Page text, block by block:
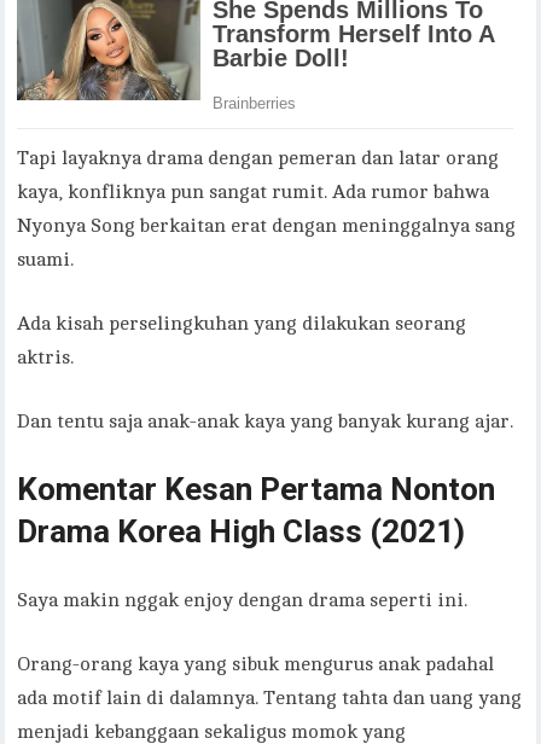
Tapi layaknya drama dengan pemeran dan latar orang
kaya, konfliknya pun sangat rumit. Ada rumor bahwa
Nyonya Song berkaitan erat dengan meninggalnya sang
suami.
Ada kisah perselingkuhan yang dilakukan seorang
aktris.
Dan tentu saja anak-anak kaya yang banyak kurang ajar.
Komentar Kesan Pertama Nonton
Drama Korea High Class (2021)
Saya makin nggak enjoy dengan drama seperti ini.
Orang-orang kaya yang sibuk mengurus anak padahal
ada motif lain di dalamnya. Tentang tahta dan uang yang
menjadi kebanggaan sekaligus momok yang